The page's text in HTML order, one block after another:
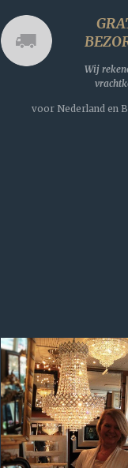
o
o
k
Wij
voor Nederland en